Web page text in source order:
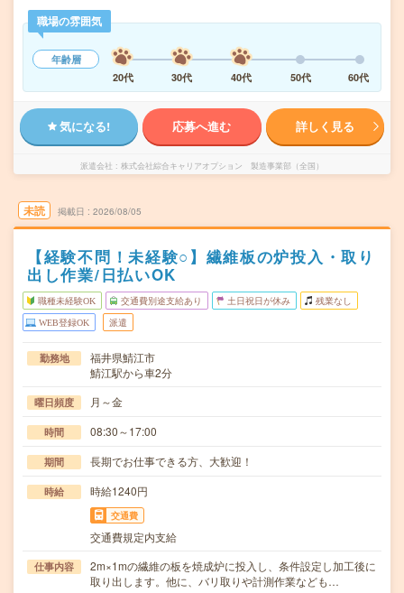
職場の雰囲気
年齢層
20代
30代 40代 50代 60代
気になる! 応募へ進む 詳しく見る
派遣会社 株式会社綜合キャリアオプション 製造事業部（全国）
未読 掲載日 2026/08/05
【経験不問！未経験○】繊維板の炉投入・取り
出し作業/日払いOK
職種未経験OK 交通費別途支給あり 土日祝日が休み 残業なし
WEB登録OK 派遣
勤務地
福井県鯖江市
鯖江駅から車2分
曜日頻度 月～金
時間 08:30～17:00
期間 長期でお仕事できる方、大歓迎！
時給 時給1240円
交通費
交通費規定内支給
仕事内容
2m×1mの繊維の板を焼成炉に投入し、条件設定し加工後に
取り出します。他に、バリ取りや計測作業なども…